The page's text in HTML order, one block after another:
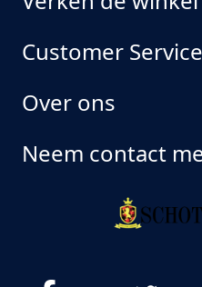
Customer Service
Over ons
Neem contact